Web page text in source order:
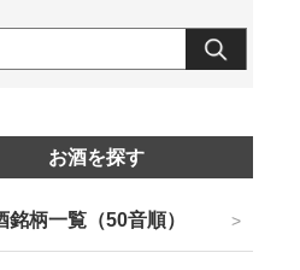
お酒を探す
銘柄一覧（50音順）